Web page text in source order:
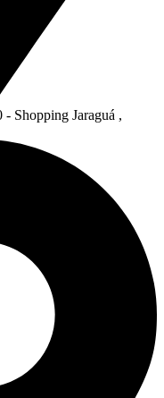
Shopping Jaraguá ,